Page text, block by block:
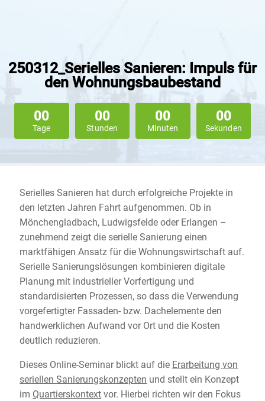
250312_Serielles Sanieren: Impuls für
den Wohnungsbaubestand
00
Tage
00
Stunden
00
Minuten
00
Sekunden
Serielles Sanieren hat durch erfolgreiche Projekte in
den letzten Jahren Fahrt aufgenommen. Ob in
Mönchengladbach, Ludwigsfelde oder Erlangen –
zunehmend zeigt die serielle Sanierung einen
marktfähigen Ansatz für die Wohnungswirtschaft auf.
Serielle Sanierungslösungen kombinieren digitale
Planung mit industrieller Vorfertigung und
standardisierten Prozessen, so dass die Verwendung
vorgefertigter Fassaden- bzw. Dachelemente den
handwerklichen Aufwand vor Ort und die Kosten
deutlich reduzieren.
Dieses Online-Seminar blickt auf die Erarbeitung von
seriellen Sanierungskonzepten und stellt ein Konzept
im Quartierskontext vor. Hierbei richten wir den Fokus